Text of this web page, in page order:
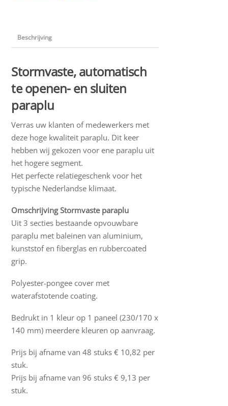
Beschrijving
Stormvaste, automatisch
te openen- en sluiten
paraplu
Verras uw klanten of medewerkers met
deze hoge kwaliteit paraplu. Dit keer
hebben wij gekozen voor ene paraplu uit
het hogere segment.
Het perfecte relatiegeschenk voor het
typische Nederlandse klimaat.
Omschrijving Stormvaste paraplu
Uit 3 secties bestaande opvouwbare
paraplu met baleinen van aluminium,
kunststof en fiberglas en rubbercoated
grip.
Polyester-pongee cover met
waterafstotende coating.
Bedrukt in 1 kleur op 1 paneel (230/170 x
140 mm) meerdere kleuren op aanvraag.
Prijs bij afname van 48 stuks € 10,82 per
stuk.
Prijs bij afname van 96 stuks € 9,13 per
stuk.